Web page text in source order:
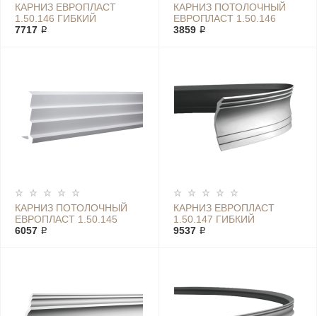
КАРНИЗ ЕВРОПЛАСТ
1.50.146 ГИБКИЙ
7717 ₽
КАРНИЗ ПОТОЛОЧНЫЙ
ЕВРОПЛАСТ 1.50.146
3859 ₽
КАРНИЗ ПОТОЛОЧНЫЙ
ЕВРОПЛАСТ 1.50.145
6057 ₽
КАРНИЗ ЕВРОПЛАСТ
1.50.147 ГИБКИЙ
9537 ₽